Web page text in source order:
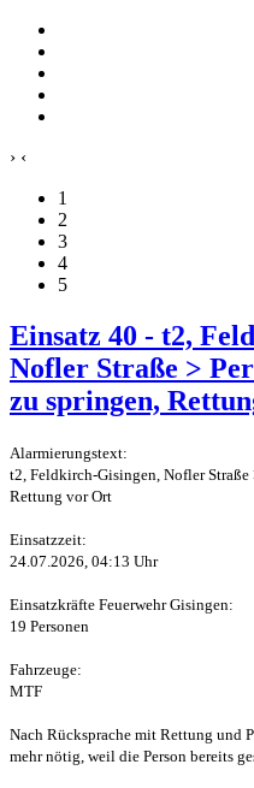
› ‹
1
2
3
4
5
Einsatz 40 - t2,
Nofler Straße >
zu springen,
Alarmierungstext:
t2, Feldkirch-Gisingen, Nofler Straße
Rettung vor Ort
Einsatzzeit:
24.07.2026, 04:13 Uhr
Einsatzkräfte Feuerwehr Gisingen:
19 Personen
Fahrzeuge:
MTF
Nach Rücksprache mit Rettung und
mehr nötig, weil die Person bereits